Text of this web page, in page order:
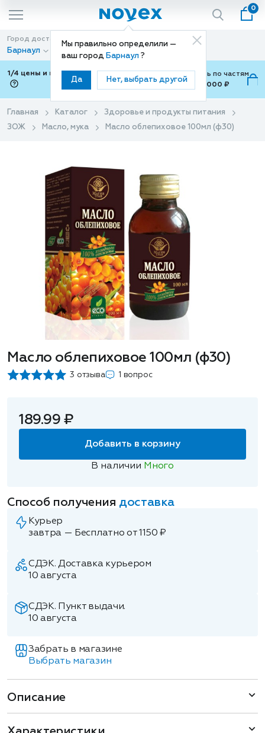
Мы правильно определили —
ваш город Барнаул ?
Да Нет, выбрать другой
0
Город доставки
Барнаул
Способ доставки
Доставка
1/4 цены и покупки ваши с Подели
Можно оплатить по частям
от 700 ₽ до 15,000 ₽
Главная Каталог
Здоровье и продукты питания
ЗОЖ
Масло, мука Масло облепиховое 100мл (ф30)
Масло облепиховое 100мл (ф30)
3 отзыва 1 вопрос
189.99 ₽
Добавить в корзину
В наличии Много
Способ получения доставка
Курьер
завтра — Бесплатно от 1150 ₽
СДЭК. Доставка курьером
10 августа
СДЭК. Пункт выдачи.
10 августа
Забрать в магазине
Выбрать магазин
Описание